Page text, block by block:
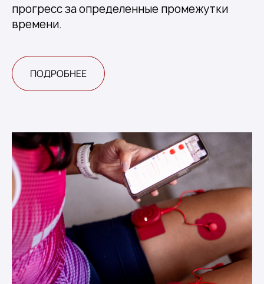
прогресс за определенные промежутки
времени.
ПОДРОБНЕЕ